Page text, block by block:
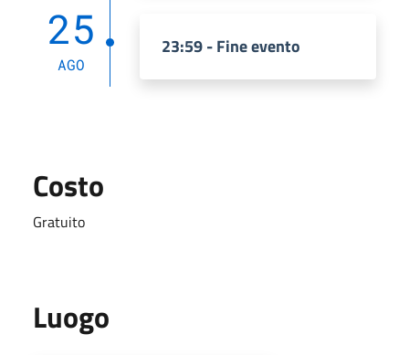
25
AGO
23:59 - Fine evento
Costo
Gratuito
Luogo